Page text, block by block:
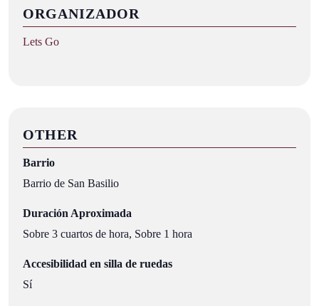
ORGANIZADOR
Lets Go
OTHER
Barrio
Barrio de San Basilio
Duración Aproximada
Sobre 3 cuartos de hora, Sobre 1 hora
Accesibilidad en silla de ruedas
Sí